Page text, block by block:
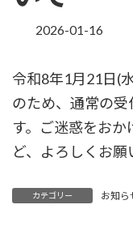
2026-01-16
令和8年1月21日(
のため、通常の
す。ご迷惑をお
ど、よろしくお願
カテゴリー お知ら